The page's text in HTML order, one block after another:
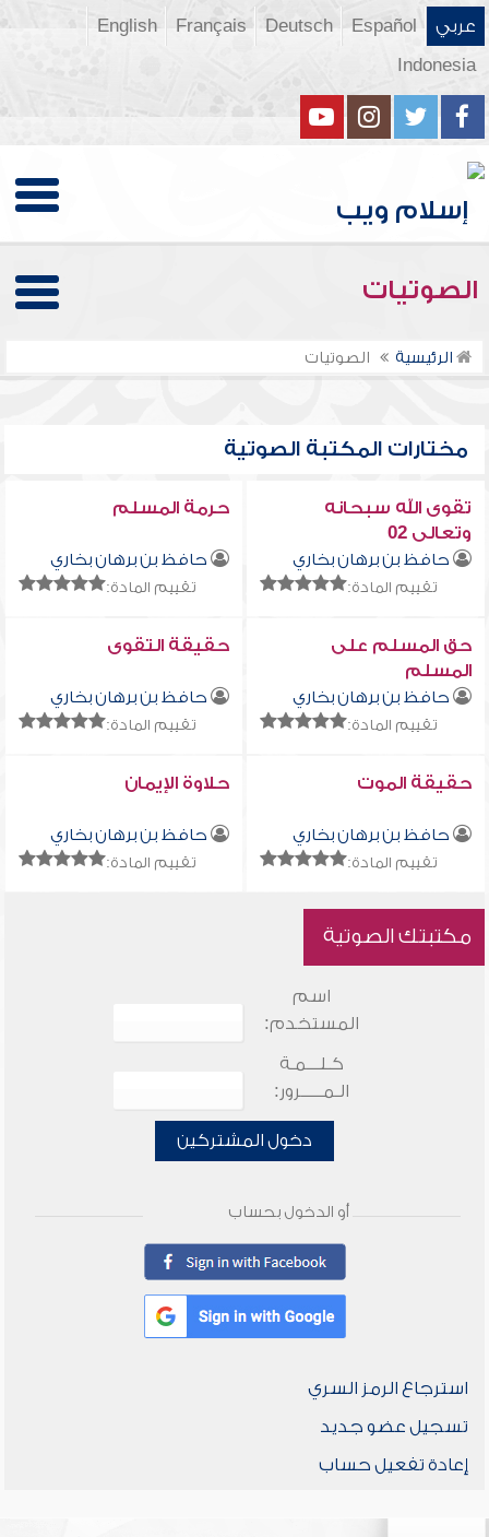
عربي Español
Deutsch
Français
English
Indonesia
الصوتيات
الرئيسية الصوتيات
مختارات المكتبة الصوتية
تقوى الله سبحانه
وتعالى 02
حافظ بن برهان بخاري
تقييم المادة:
حرمة المسلم
حافظ بن برهان بخاري
تقييم المادة:
حق المسلم على
المسلم
حافظ بن برهان بخاري
تقييم المادة:
حقيقة التقوى
حافظ بن برهان بخاري
تقييم المادة:
حقيقة الموت
حافظ بن برهان بخاري
تقييم المادة:
حلاوة الإيمان
حافظ بن برهان بخاري
تقييم المادة:
مكتبتك الصوتية
اسم
المستخدم:
كـلـــمـة
الـمـــــرور:
دخول المشتركين
أو الدخول بحساب
استرجاع الرمز السري
تسجيل عضو جديد
إعادة تفعيل حساب